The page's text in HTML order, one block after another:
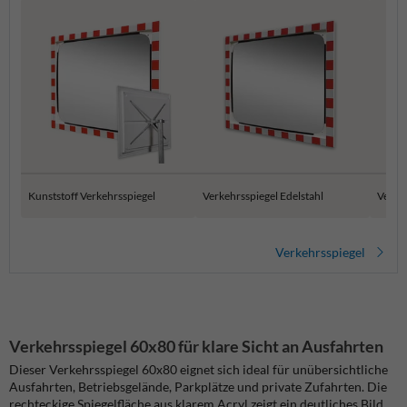
Kunststoff Verkehrsspiegel Verkehrsspiegel Edelstahl
Verkehrsspiegel
Verkehrsspiegel 60x80 für klare Sicht an Ausfahrten
Dieser Verkehrsspiegel 60x80 eignet sich ideal für unübersichtliche
Ausfahrten, Betriebsgelände, Parkplätze und private Zufahrten. Die
rechteckige Spiegelfläche aus klarem Acryl zeigt ein deutliches Bild